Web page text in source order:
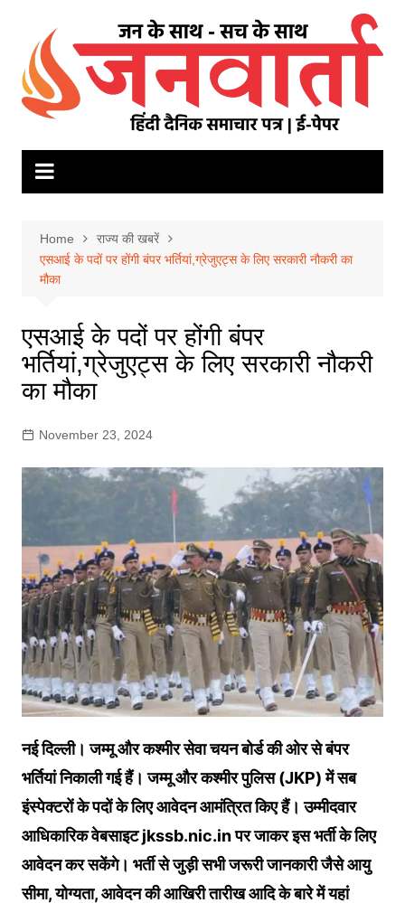
content
Home
राज्य की खबरें
एसआई के पदों पर होंगी बंपर भर्तियां,ग्रेजुएट्स के लिए सरकारी नौकरी का
मौका
एसआई के पदों पर होंगी बंपर
भर्तियां,ग्रेजुएट्स के लिए सरकारी नौकरी
का मौका
November 23, 2024
नई दिल्ली। जम्मू और कश्मीर सेवा चयन बोर्ड की ओर से बंपर
भर्तियां निकाली गई हैं। जम्मू और कश्मीर पुलिस (JKP) में सब
इंस्पेक्टरों के पदों के लिए आवेदन आमंत्रित किए हैं। उम्मीदवार
आधिकारिक वेबसाइट jkssb.nic.in पर जाकर इस भर्ती के लिए
आवेदन कर सकेंगे। भर्ती से जुड़ी सभी जरूरी जानकारी जैसे आयु
सीमा, योग्यता, आवेदन की आखिरी तारीख आदि के बारे में यहां